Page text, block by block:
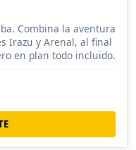
Combina la aventura
Irazu y Arenal, al final
en plan todo incluido.